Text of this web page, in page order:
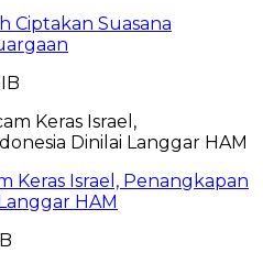
Ciptakan Suasana
Keras Israel, Penangkapan
HAM